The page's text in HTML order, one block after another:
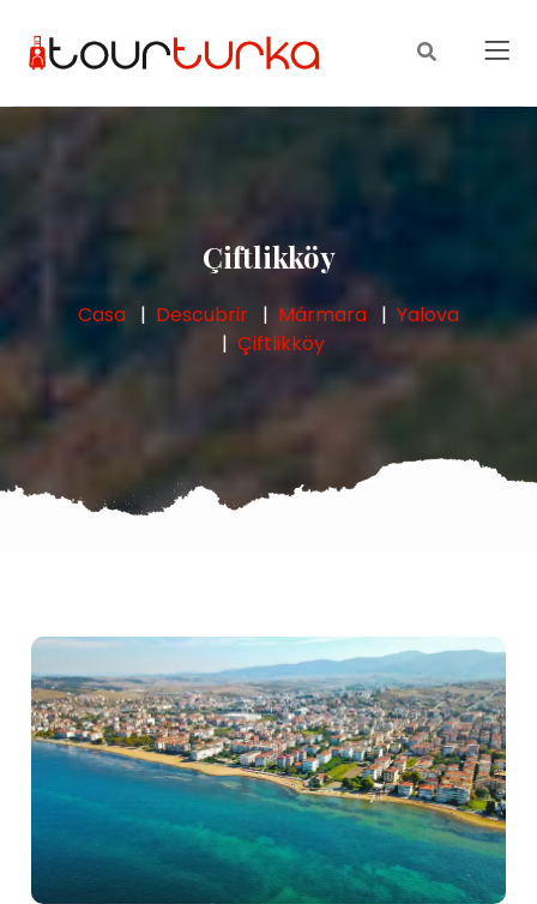
Çiftlikköy
Casa Descubrir Mármara
Yalova
Çiftlikköy